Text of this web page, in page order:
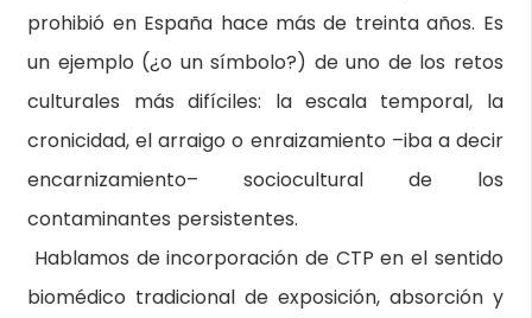
prohibió en España hace más de treinta años. Es
un ejemplo (¿o un símbolo?) de uno de los retos
culturales más difíciles: la escala temporal, la
cronicidad, el arraigo o enraizamiento –iba a decir
encarnizamiento– sociocultural de los
contaminantes persistentes.
Hablamos de incorporación de CTP en el sentido
biomédico tradicional de exposición, absorción y